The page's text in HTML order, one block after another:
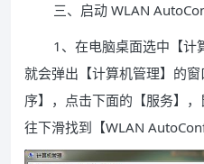
三、启动 WLAN
1、在电脑桌面选中【计
就会弹出【计算机管理】的
序】，点击下面的【服务】，
往下滑找到【WLAN